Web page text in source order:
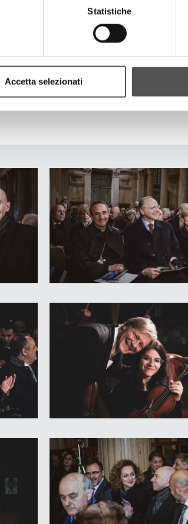
Statistiche
Accetta selezionati